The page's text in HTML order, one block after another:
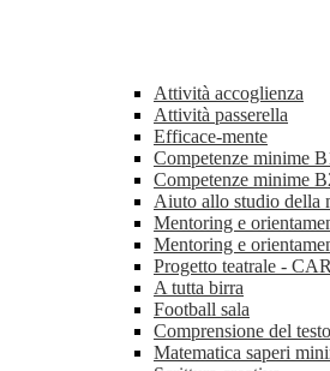
Attività accoglienza
Attività passerella
Efficace-mente
Competenze minime
Competenze minime
Aiuto allo studio della
Mentoring e
Mentoring e
Progetto teatrale -
A tutta birra
Football sala
Comprensione del
Matematica saperi